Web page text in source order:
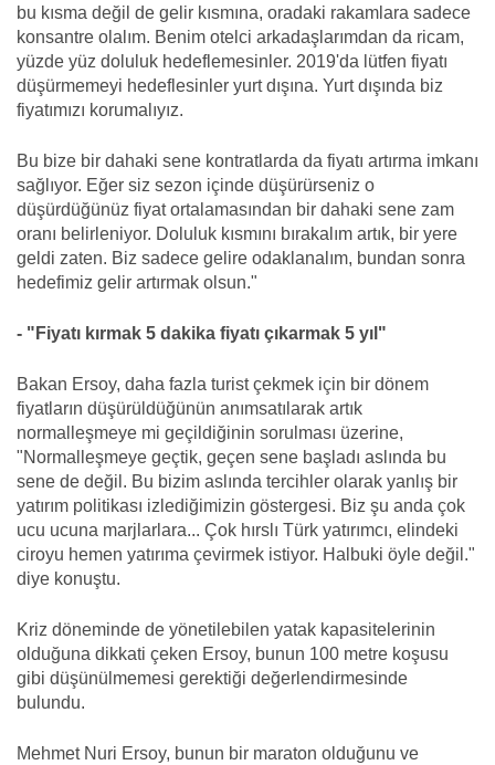
bu kısma değil de gelir kısmına, oradaki rakamlara sadece
konsantre olalım. Benim otelci arkadaşlarımdan da ricam,
yüzde yüz doluluk hedeflemesinler. 2019'da lütfen fiyatı
düşürmemeyi hedeflesinler yurt dışına. Yurt dışında biz
fiyatımızı korumalıyız.
Bu bize bir dahaki sene kontratlarda da fiyatı artırma imkanı
sağlıyor. Eğer siz sezon içinde düşürürseniz o
düşürdüğünüz fiyat ortalamasından bir dahaki sene zam
oranı belirleniyor. Doluluk kısmını bırakalım artık, bir yere
geldi zaten. Biz sadece gelire odaklanalım, bundan sonra
hedefimiz gelir artırmak olsun."
- "Fiyatı kırmak 5 dakika fiyatı çıkarmak 5 yıl"
Bakan Ersoy, daha fazla turist çekmek için bir dönem
fiyatların düşürüldüğünün anımsatılarak artık
normalleşmeye mi geçildiğinin sorulması üzerine,
"Normalleşmeye geçtik, geçen sene başladı aslında bu
sene de değil. Bu bizim aslında tercihler olarak yanlış bir
yatırım politikası izlediğimizin göstergesi. Biz şu anda çok
ucu ucuna marjlarlara... Çok hırslı Türk yatırımcı, elindeki
ciroyu hemen yatırıma çevirmek istiyor. Halbuki öyle değil."
diye konuştu.
Kriz döneminde de yönetilebilen yatak kapasitelerinin
olduğuna dikkati çeken Ersoy, bunun 100 metre koşusu
gibi düşünülmemesi gerektiği değerlendirmesinde
bulundu.
Mehmet Nuri Ersoy, bunun bir maraton olduğunu ve